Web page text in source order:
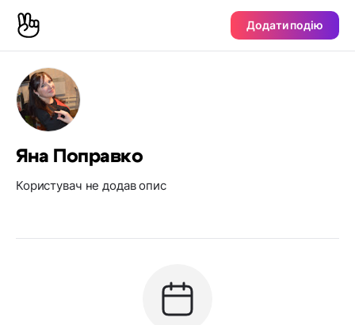
Додати подію
Яна Поправко
Користувач не додав опис